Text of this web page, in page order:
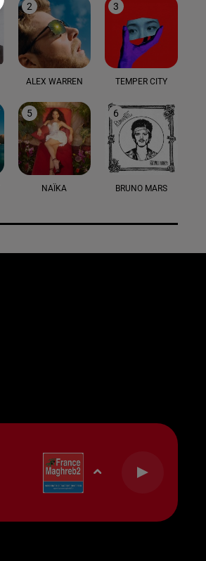
2
ALEX WARREN
3
TEMPER CITY
5
NAÏKA
6
BRUNO MARS